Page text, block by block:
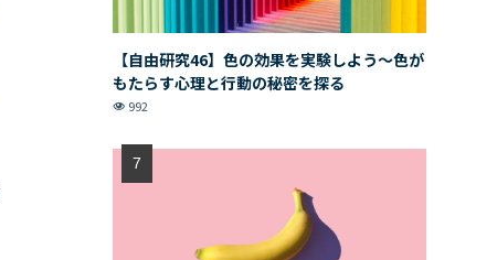
【自由研究46】色の効果を実験しよう〜色が
もたらす心理と行動の秘密を探る
992